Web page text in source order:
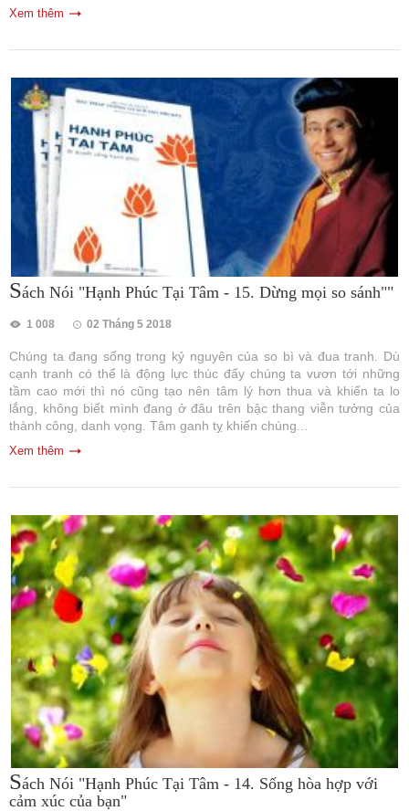
Xem thêm
Sách Nói "Hạnh Phúc Tại Tâm - 15. Dừng mọi so sánh""
1 008 02 Tháng 5 2018
Chúng ta đang sống trong kỷ nguyên của so bì và đua tranh. Dù
cạnh tranh có thể là động lực thúc đẩy chúng ta vươn tới những
tầm cao mới thì nó cũng tạo nên tâm lý hơn thua và khiến ta lo
lắng, không biết mình đang ở đâu trên bậc thang viễn tưởng của
thành công, danh vọng. Tâm ganh tỵ khiến chúng...
Xem thêm
Sách Nói "Hạnh Phúc Tại Tâm - 14. Sống hòa hợp với
cảm xúc của bạn"